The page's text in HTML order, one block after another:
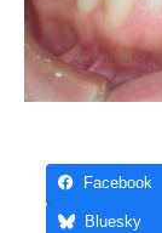
Facebook
Bluesky